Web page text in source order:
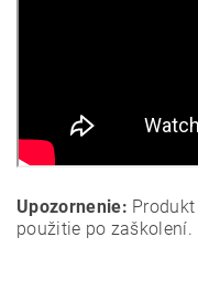
Upozornenie:
použitie po zaškolení.